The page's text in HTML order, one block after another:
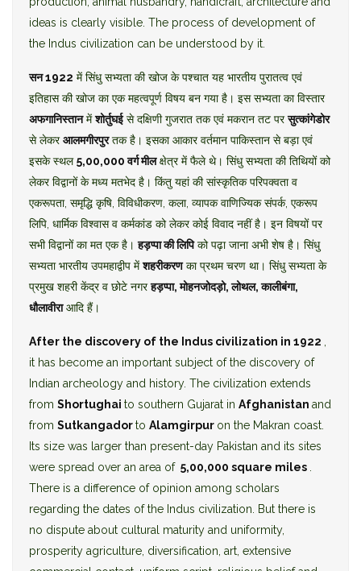
ideas is clearly visible. The process of development of
the Indus civilization can be understood by it.
सन 1922 में सिंधु सभ्यता की खोज के पश्चात यह भारतीय पुरातत्व एवं
इतिहास की खोज का एक महत्वपूर्ण विषय बन गया है। इस सभ्यता का विस्तार
अफगानिस्तानमेंशोर्तुघईसे दक्षिणी गुजरात तक एवं मकरान तट परसुत्कांगेडोर
से लेकरआलमगीरपुरतक है। इसका आकार वर्तमान पाकिस्तान से बड़ा एवं
इसके स्थल5,00,000 वर्ग मीलक्षेत्र में फैले थे। सिंधु सभ्यता की तिथियों को
लेकर विद्वानों के मध्य मतभेद है। किंतु यहां की सांस्कृतिक परिपक्वता व
एकरूपता, समृद्धि कृषि, विविधीकरण, कला, व्यापक वाणिज्यिक संपर्क, एकरूप
लिपि, धार्मिक विश्वास व कर्मकांड को लेकर कोई विवाद नहीं है। इन विषयों पर
सभी विद्वानों का मत एक है।हड़प्पा की लिपिको पढ़ा जाना अभी शेष है। सिंधु
सभ्यता भारतीय उपमहाद्वीप मेंशहरीकरणका प्रथम चरण था। सिंधु सभ्यता के
प्रमुख शहरी केंद्र व छोटे नगरहड़प्पा, मोहनजोदड़ो, लोथल, कालीबंगा,
धौलावीराआदि हैं।
After the discovery of the Indus civilization in 1922
it has become an important subject of the discovery of
Indian archeology and history. The civilization extends
from Shortughai to southern Gujarat in Afghanistan and
from Sutkangadorto Alamgirpur on the Makran coast.
Its size was larger than present-day Pakistan and its sites
were spread over an area of ​​ 5,00,000 square miles
There is a difference of opinion among scholars
regarding the dates of the Indus civilization. But there is
no dispute about cultural maturity and uniformity,
prosperity agriculture, diversification, art, extensive